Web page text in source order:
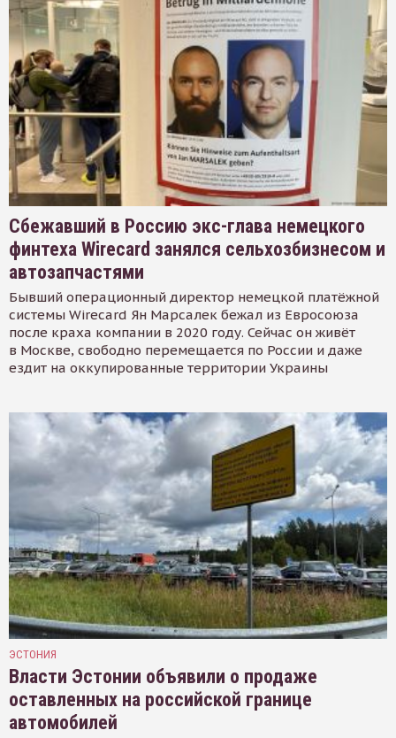
Сбежавший в Россию экс-глава немецкого
финтеха Wirecard занялся сельхозбизнесом и
автозапчастями
Бывший операционный директор немецкой платёжной
системы Wirecard Ян Марсалек бежал из Евросоюза
после краха компании в 2020 году. Сейчас он живёт
в Москве, свободно перемещается по России и даже
ездит на оккупированные территории Украины
ЭСТОНИЯ
Власти Эстонии объявили о продаже
оставленных на российской границе
автомобилей